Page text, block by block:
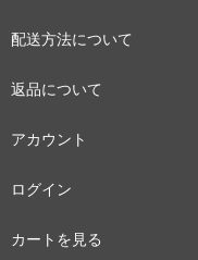
配送方法について
返品について
アカウント
ログイン
カートを見る